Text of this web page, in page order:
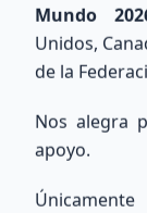
Mundo
Unidos,
de la
Nos alegra
apoyo.